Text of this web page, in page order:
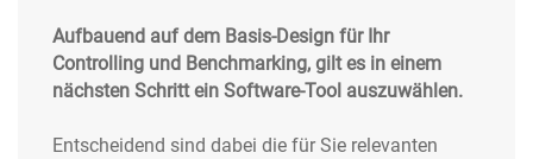
Aufbauend auf dem Basis-Design für Ihr
Controlling und Benchmarking, gilt es in einem
nächsten Schritt ein Software-Tool auszuwählen.
Entscheidend sind dabei die für Sie relevanten